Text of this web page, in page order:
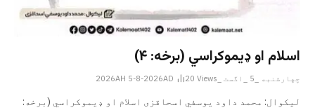
اسلام او ډیموکراسي (برخه: ۴)
چهارشنبه _5 _اگست _2026AH 5-8-2026AD 20 Views
لیکوال: محمد داود یوسفي اسحاقزی اسلام او ډیموکراسي (برخه: